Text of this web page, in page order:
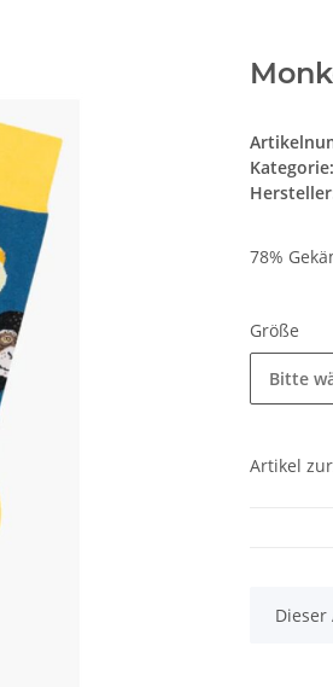
Kategorie:
78%
Größe
Bitte
Artikel
x